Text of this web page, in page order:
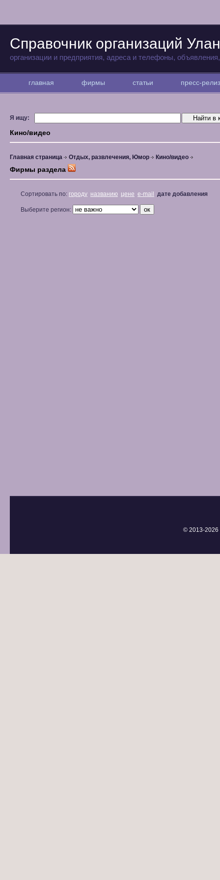
Справочник организаций
организации и предприятия, адреса и телефоны,
главная фирмы статьи пресс-
Я ищу:
Кино/видео
Главная страница Отдых, развлечения, Юмор Кино/видео
Фирмы раздела
Сортировать по: городу названию цене e-mail дате добавления
Выберите регион:
© 2013-2026